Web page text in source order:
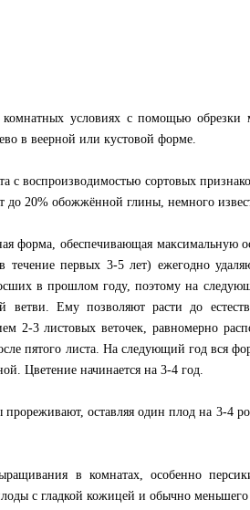
условиях с помощью обрезки
в веерной или кустовой форме.
с воспроизводимостью сортовых
до 20% обожжённой глины, немного
форма, обеспечивающая максимальную
течение первых 3-5 лет) ежегодно
в прошлом году, поэтому на
Ему позволяют расти до
2-3 листовых веточек, равномерно
пятого листа. На следующий год вся
Цветение начинается на 3-4 год.
оставляя один плод на 3-4
в комнатах, особенно
с гладкой кожицей и обычно меньшего